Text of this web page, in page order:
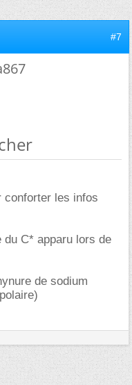
#7
conforter les infos
du C* apparu lors de
de sodium